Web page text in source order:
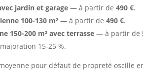
jardin et garage — à partir de490 €.
100-130 m² — à partir de490 €.
150-200 m² avec terrasse — à partir de
15-25 %.
pour défaut de propreté oscille